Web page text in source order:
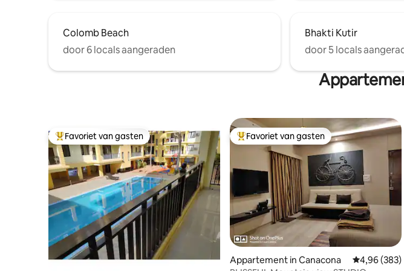
Colomb Beach
door 6 locals aangeraden
Bhakti Kutir
door 5 locals
Topfavoriet van gasten
Favoriet van gasten Topfavoriet van gasten
Favoriet van gasten
Appartement in Canacona
4,96 (383)